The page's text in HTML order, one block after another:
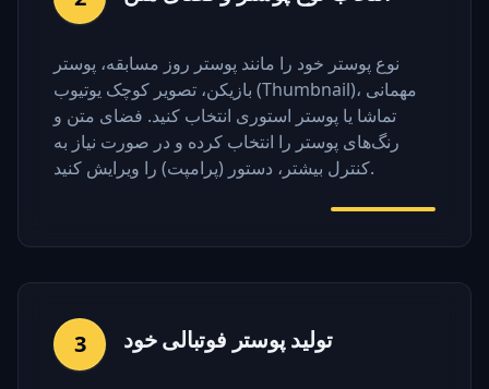
نوع پوستر خود را مانند پوستر روز مسابقه، پوستر
بازیکن، تصویر کوچک یوتیوب (Thumbnail)، مهمانی
تماشا یا پوستر استوری انتخاب کنید. فضای متن و
رنگ‌های پوستر را انتخاب کرده و در صورت نیاز به
کنترل بیشتر، دستور (پرامپت) را ویرایش کنید.
3 تولید پوستر فوتبالی خود